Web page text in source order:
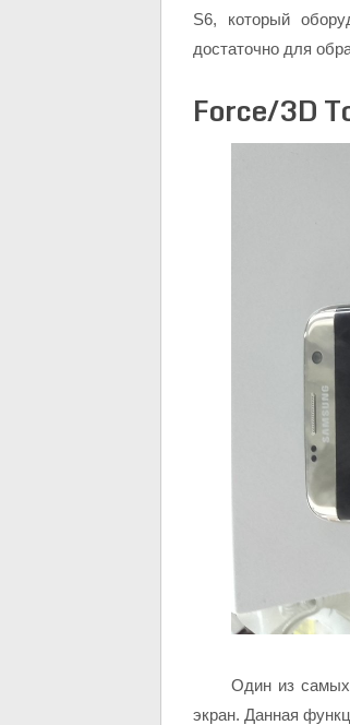
S6, который
достаточно для
Force/3D
Один из самых
экран. Данная